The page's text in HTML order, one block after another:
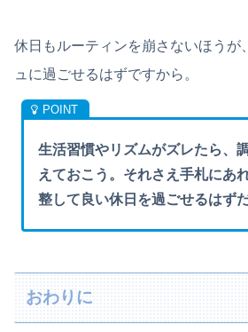
休日もルーティンを崩さないほうが
ュに過ごせるはずですから。
生活習慣やリズムがズレたら、
えておこう。それさえ手札にあ
整して良い休日を過ごせるはずだ
おわりに